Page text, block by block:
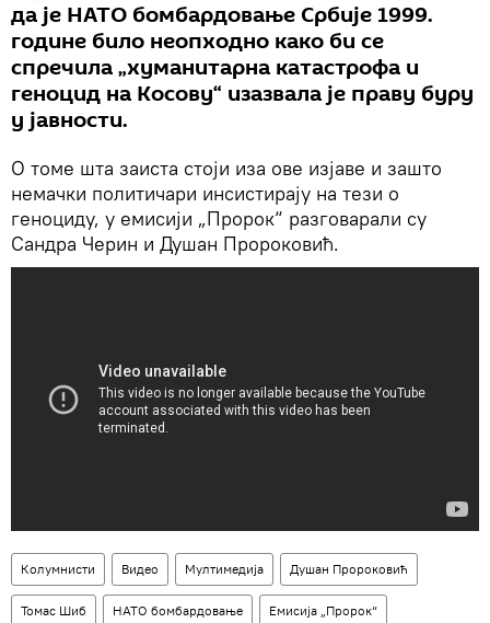
да је НАТО бомбардовање Србије 1999.
године било неопходно како би се
спречила „хуманитарна катастрофа и
геноцид на Косову“ изазвала је праву буру
у јавности.
О томе шта заиста стоји иза ове изјаве и зашто
немачки политичари инсистирају на тези о
геноциду, у емисији „Пророк“ разговарали су
Сандра Черин и Душан Пророковић.
Колумнисти Видео Мултимедија Душан Пророковић
Томас Шиб НАТО бомбардовање Емисија „Пророк“